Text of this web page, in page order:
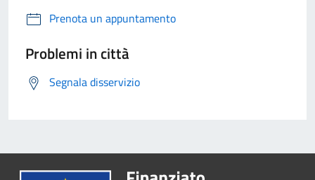
Prenota un appuntamento
Problemi in città
Segnala disservizio